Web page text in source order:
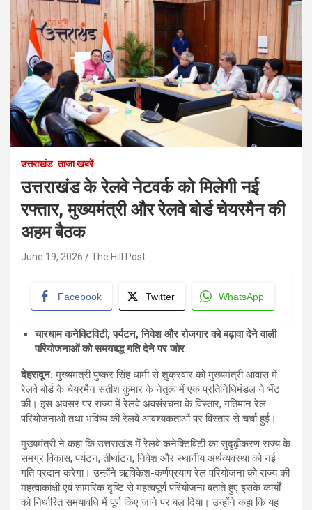
उत्तराखंड ताजा खबरें
उत्तराखंड के रेलवे नेटवर्क को मिलेगी नई
रफ्तार, मुख्यमंत्री और रेलवे बोर्ड चेयरमैन की
अहम बैठक
June 19, 2026 The Hill Post
Facebook Twitter WhatsApp
चारधाम कनेक्टिविटी,पर्यटन,निवेश और रोजगार को बढ़ावा देने वाली
परियोजनाओं को समयबद्ध गति देने पर जोर
देहरादून:मुख्यमंत्री पुष्कर सिंह धामी से शुक्रवार को मुख्यमंत्री आवास में
रेलवे बोर्ड के चेयरमैन सतीश कुमार के नेतृत्व में एक प्रतिनिधिमंडल ने भेंट
की। इस अवसर पर राज्य में रेलवे अवसंरचना के विस्तार, गतिमान रेल
परियोजनाओं तथा भविष्य की रेलवे आवश्यकताओं पर विस्तार से चर्चा हुई।
मुख्यमंत्री ने कहा कि उत्तराखंड में रेलवे कनेक्टिविटी का सुदृढ़ीकरण राज्य के
समग्र विकास, पर्यटन, तीर्थाटन, निवेश और स्थानीय अर्थव्यवस्था को नई
गति प्रदान करेगा। उन्होंने ऋषिकेश-कर्णप्रयाग रेल परियोजना को राज्य की
महत्वाकांक्षी एवं सामरिक दृष्टि से महत्वपूर्ण परियोजना बताते हुए इसके कार्यों
को निर्धारित समयावधि में पूर्ण किए जाने पर बल दिया। उन्होंने कहा कि यह